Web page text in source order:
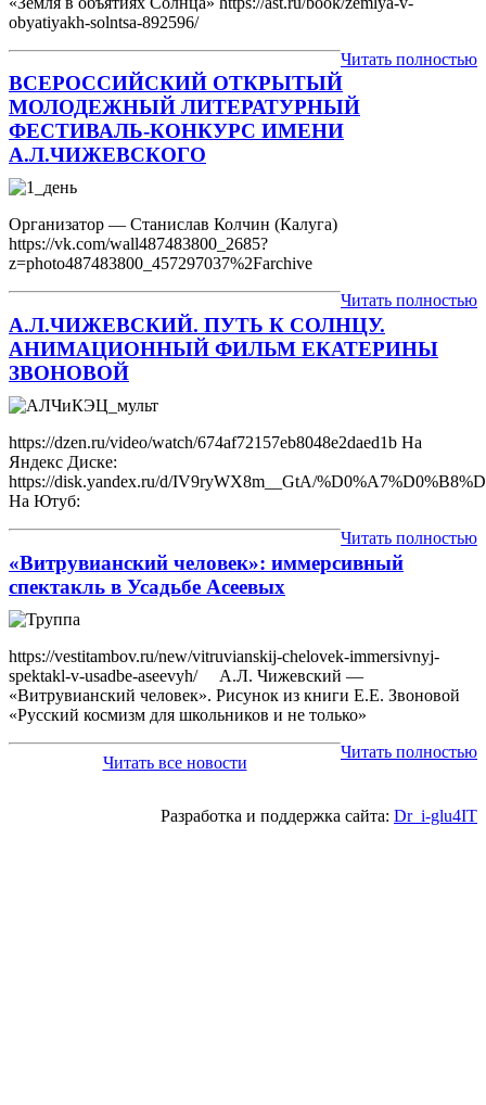
obyatiyakh-solntsa-892596/
Читать полностью
ВСЕРОССИЙСКИЙ ОТКРЫТЫЙ
МОЛОДЕЖНЫЙ ЛИТЕРАТУРНЫЙ
ФЕСТИВАЛЬ-КОНКУРС ИМЕНИ
А.Л.ЧИЖЕВСКОГО
Организатор — Станислав Колчин (Калуга)
https://vk.com/wall487483800_2685?
z=photo487483800_457297037%2Farchive
Читать полностью
А.Л.ЧИЖЕВСКИЙ. ПУТЬ К СОЛНЦУ.
АНИМАЦИОННЫЙ ФИЛЬМ ЕКАТЕРИНЫ
ЗВОНОВОЙ
https://dzen.ru/video/watch/674af72157eb8048e2daed1b На
Яндекс Диске:
https://disk.yandex.ru/d/IV9ryWX8m__GtA/
На Ютуб:
Читать полностью
«Витрувианский человек»: иммерсивный
спектакль в Усадьбе Асеевых
https://vestitambov.ru/new/vitruvianskij-chelovek-immersivnyj-
spektakl-v-usadbe-aseevyh/ А.Л. Чижевский —
«Витрувианский человек». Рисунок из книги Е.Е. Звоновой
«Русский космизм для школьников и не только»
Читать полностью
Читать все новости
Разработка и поддержка сайта: Dr_i-glu4IT